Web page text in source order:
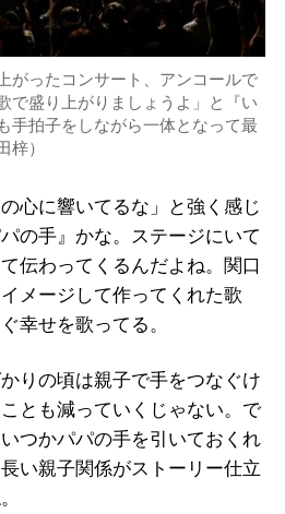
がったコンサート、アンコールで
で盛り上がりましょうよ」と『い
手拍子をしながら一体となって最
梓）
心に響いてるな」と強く感じ
の手』かな。ステージにいて
伝わってくるんだよね。関口
メージして作ってくれた歌
幸せを歌ってる。
りの頃は親子で手をつなぐけ
とも減っていくじゃない。で
つかパパの手を引いておくれ
い親子関係がストーリー仕立